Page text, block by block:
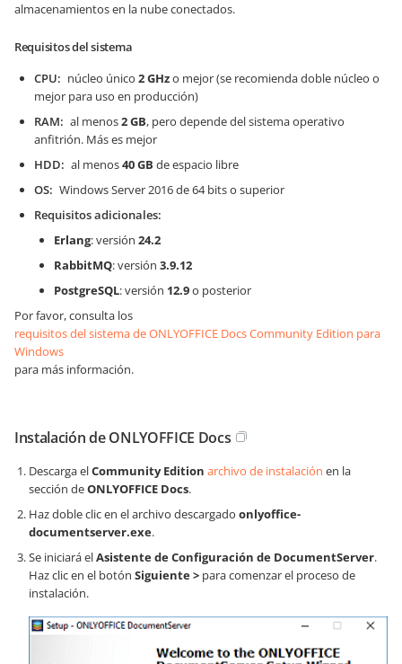
almacenamientos en la nube conectados.
Requisitos del sistema
CPU
núcleo único 2 GHzo mejor (se recomienda doble núcleo o
mejor para uso en producción)
RAM
al menos2 GB, pero depende del sistema operativo
anfitrión. Más es mejor
HDD
al menos40 GB de espacio libre
OS
Windows Server 2016 de 64 bits o superior
Requisitos adicionales
Erlang: versión 24.2
RabbitMQ: versión 3.9.12
PostgreSQL: versión 12.9o posterior
Por favor, consulta los
requisitos del sistema de ONLYOFFICE Docs Community Edition para
Windows
para más información.
Instalación de ONLYOFFICE Docs
Descarga elCommunity Edition archivo de instalación en la
sección deONLYOFFICE Docs.
Haz doble clic en el archivo descargado onlyoffice-
documentserver.exe.
Se iniciará elAsistente de Configuración de DocumentServer.
Haz clic en el botón Siguiente > para comenzar el proceso de
instalación.